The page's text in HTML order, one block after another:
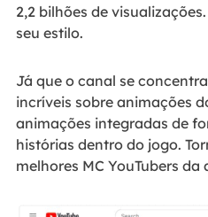
2,2 bilhões de
seu estilo.
Já que o canal se
incríveis sobre animações
animações integradas de
histórias dentro do jogo.
melhores MC YouTubers da